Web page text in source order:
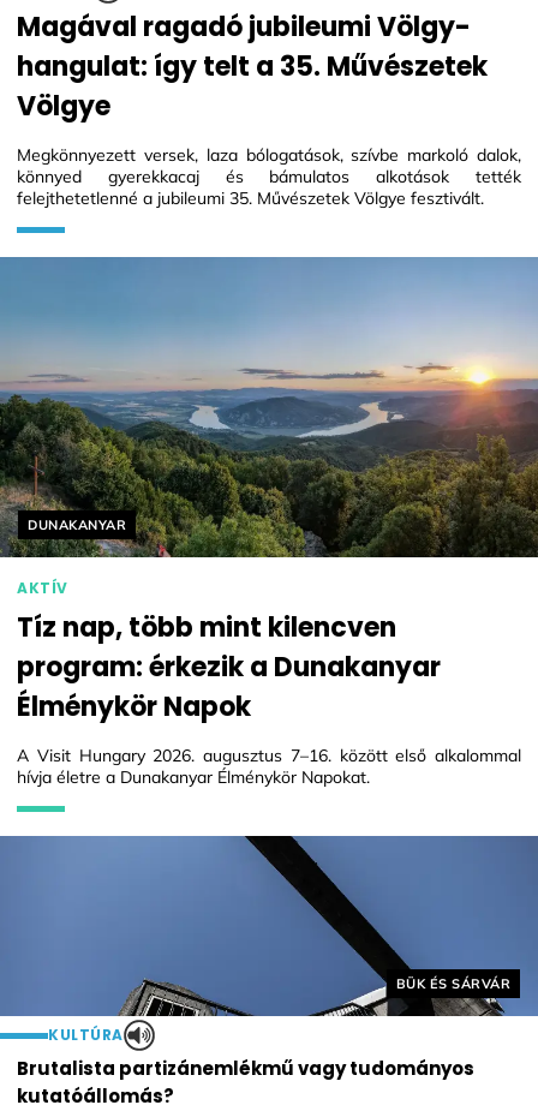
Magával ragadó jubileumi Völgy-
hangulat: így telt a 35. Művészetek
Völgye
Megkönnyezett versek, laza bólogatások, szívbe markoló dalok,
könnyed gyerekkacaj és bámulatos alkotások tették
felejthetetlenné a jubileumi 35. Művészetek Völgye fesztivált.
Helyszín címkék:
BÜK ÉS SÁRVÁR
KULTÚRA
Brutalista partizánemlékmű vagy tudományos
kutatóállomás?
Helyszín címkék:
DUNAKANYAR
AKTÍV
Tíz nap, több mint kilencven
program: érkezik a Dunakanyar
Élménykör Napok
A Visit Hungary 2026. augusztus 7–16. között első alkalommal
hívja életre a Dunakanyar Élménykör Napokat.